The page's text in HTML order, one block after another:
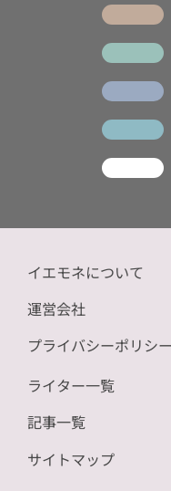
イエモネについて
運営会社
プライバシーポリシー
ライター一覧
記事一覧
サイトマップ